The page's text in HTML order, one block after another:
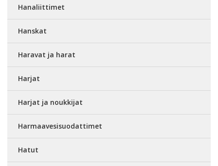
Hanaliittimet
Hanskat
Haravat ja harat
Harjat
Harjat ja noukkijat
Harmaavesisuodattimet
Hatut